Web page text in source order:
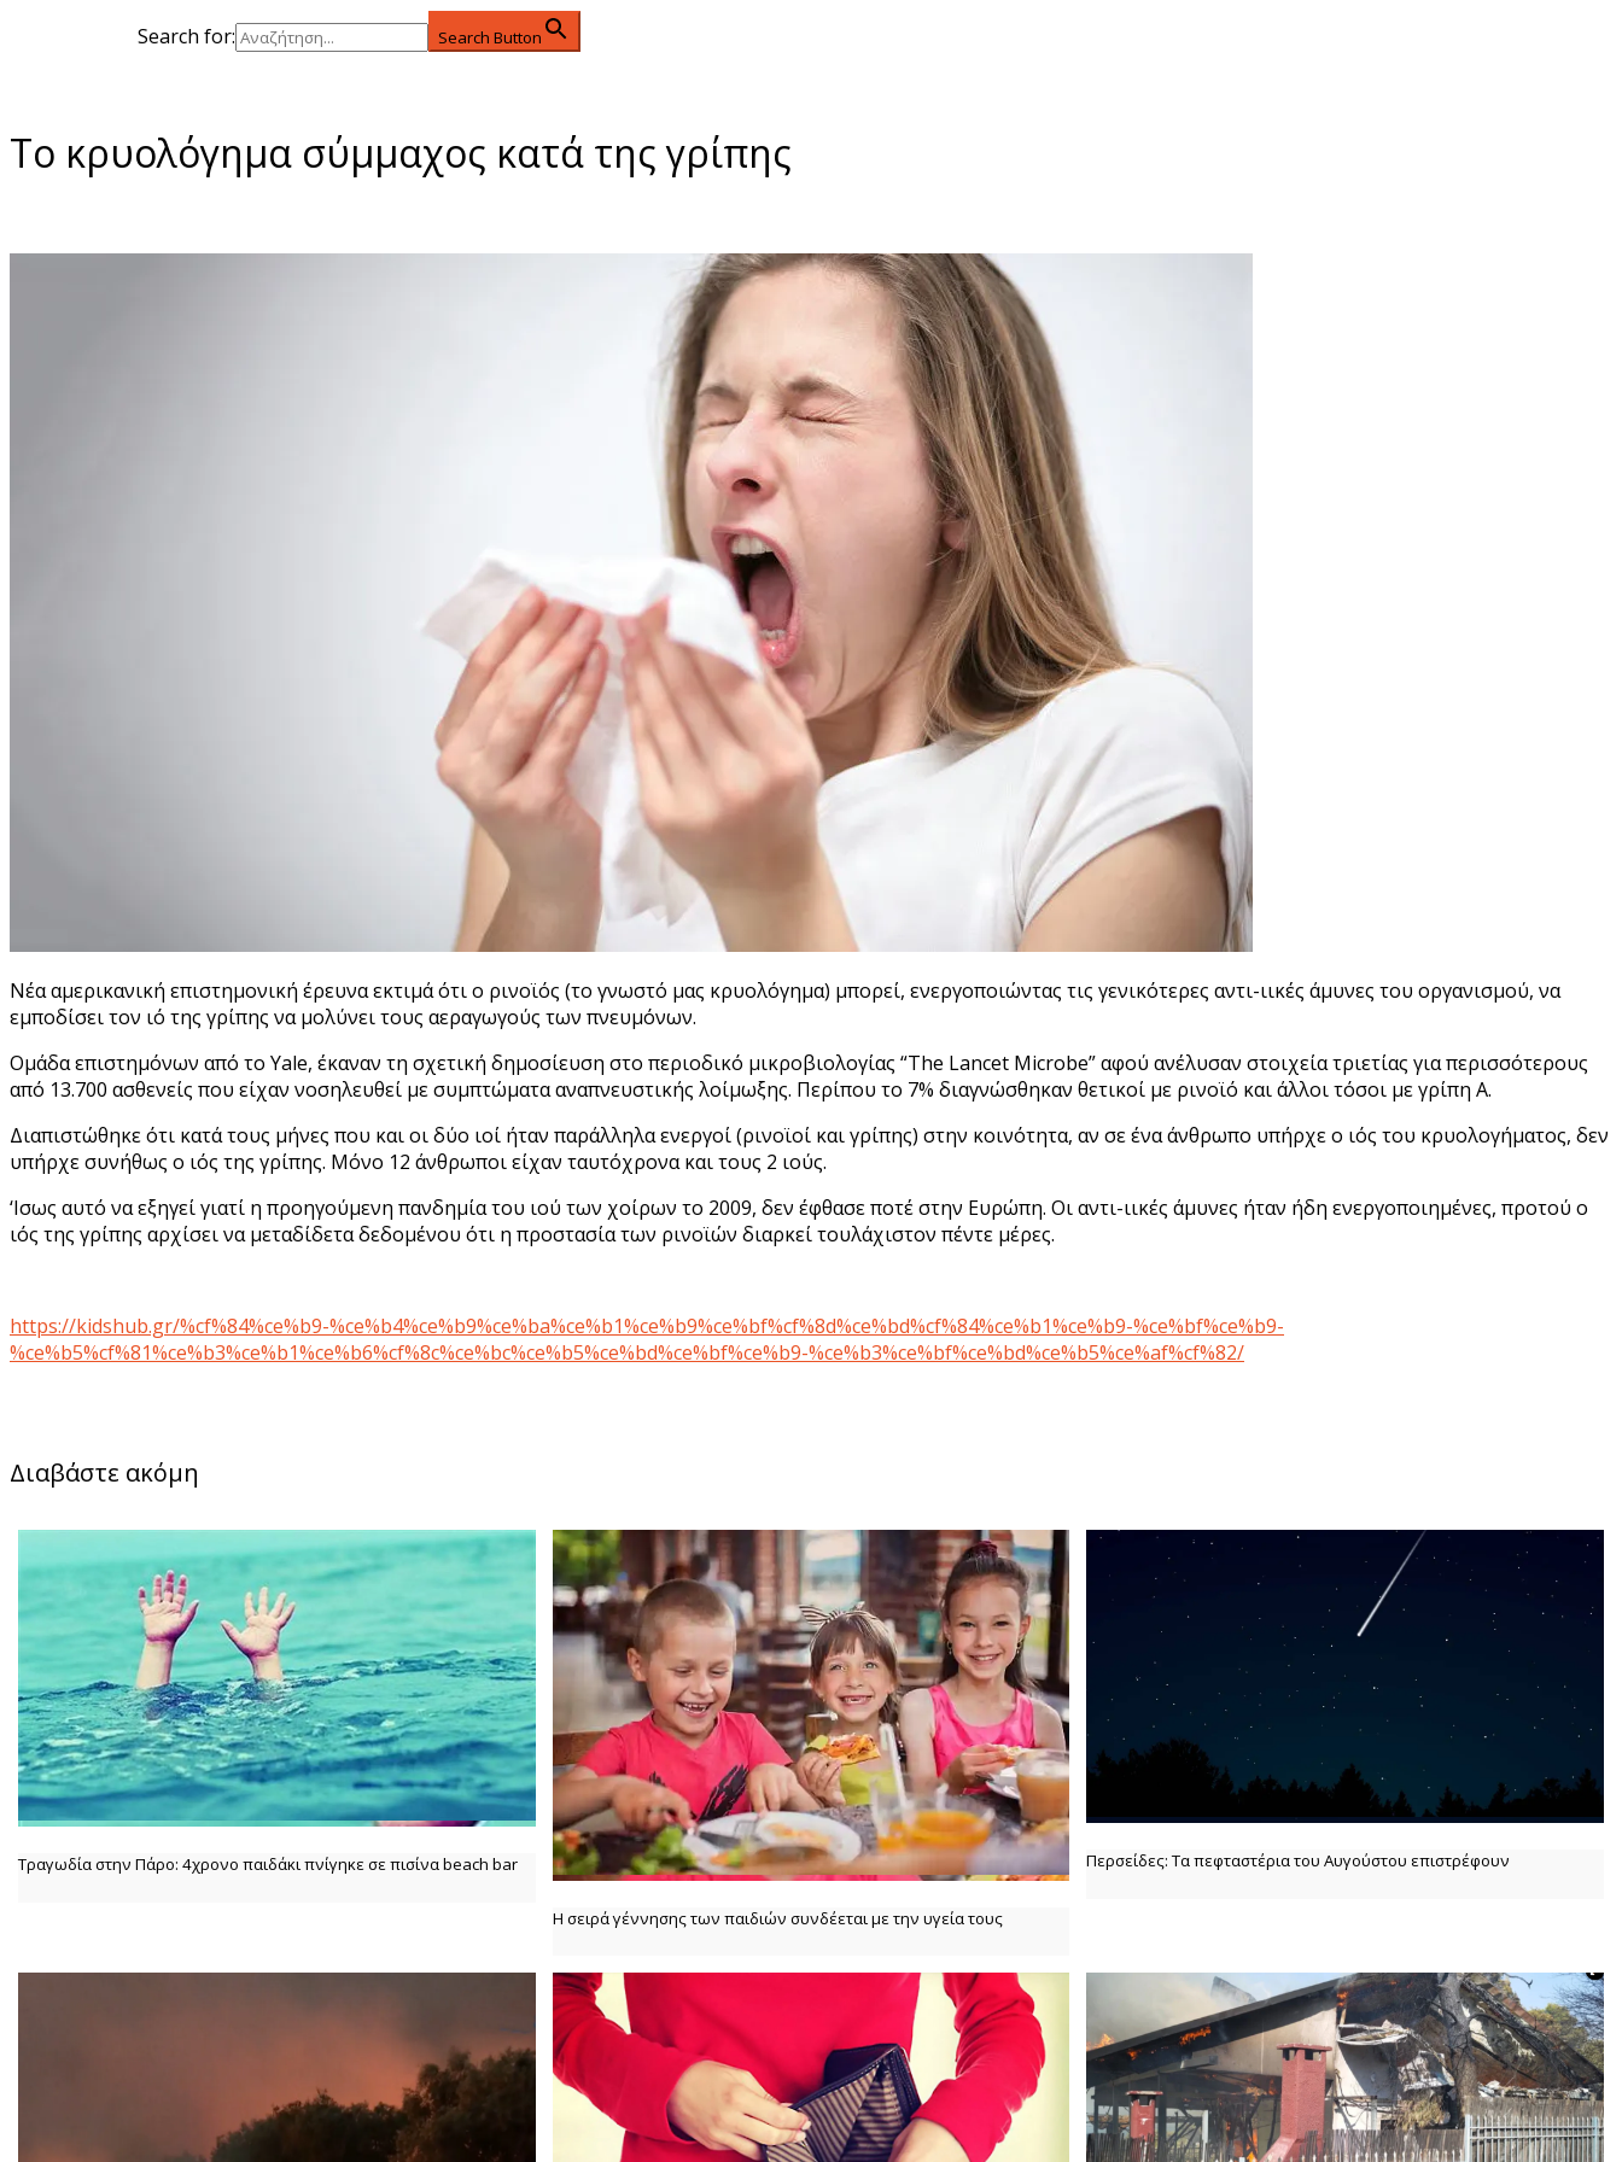
Search for: Search Button
Το κρυολόγημα σύμμαχος κατά της γρίπης
Νέα αμερικανική επιστημονική έρευνα εκτιμά ότι ο ρινοϊός (το γνωστό μας κρυολόγημα) μπορεί, ενεργοποιώντας τις γενικότερες αντι-ιικές άμυνες του οργανισμού, να
εμποδίσει τον ιό της γρίπης να μολύνει τους αεραγωγούς των πνευμόνων.
Ομάδα επιστημόνων από το Yale, έκαναν τη σχετική δημοσίευση στο περιοδικό μικροβιολογίας “The Lancet Microbe” αφού ανέλυσαν στοιχεία τριετίας για περισσότερους
από 13.700 ασθενείς που είχαν νοσηλευθεί με συμπτώματα αναπνευστικής λοίμωξης. Περίπου το 7% διαγνώσθηκαν θετικοί με ρινοϊό και άλλοι τόσοι με γρίπη Α.
Διαπιστώθηκε ότι κατά τους μήνες που και οι δύο ιοί ήταν παράλληλα ενεργοί (ρινοϊοί και γρίπης) στην κοινότητα, αν σε ένα άνθρωπο υπήρχε ο ιός του κρυολογήματος, δεν
υπήρχε συνήθως ο ιός της γρίπης. Μόνο 12 άνθρωποι είχαν ταυτόχρονα και τους 2 ιούς.
‘Ισως αυτό να εξηγεί γιατί η προηγούμενη πανδημία του ιού των χοίρων το 2009, δεν έφθασε ποτέ στην Ευρώπη. Οι αντι-ιικές άμυνες ήταν ήδη ενεργοποιημένες, προτού ο
ιός της γρίπης αρχίσει να μεταδίδετα δεδομένου ότι η προστασία των ρινοϊών διαρκεί τουλάχιστον πέντε μέρες.
https://kidshub.gr/%cf%84%ce%b9-%ce%b4%ce%b9%ce%ba%ce%b1%ce%b9%ce%bf%cf%8d%ce%bd%cf%84%ce%b1%ce%b9-%ce%bf%ce%b9-
%ce%b5%cf%81%ce%b3%ce%b1%ce%b6%cf%8c%ce%bc%ce%b5%ce%bd%ce%bf%ce%b9-%ce%b3%ce%bf%ce%bd%ce%b5%ce%af%cf%82/
Διαβάστε ακόμη
Τραγωδία στην Πάρο: 4χρονο παιδάκι πνίγηκε σε πισίνα beach bar
Η σειρά γέννησης των παιδιών συνδέεται με την υγεία τους
Περσείδες: Τα πεφταστέρια του Αυγούστου επιστρέφουν